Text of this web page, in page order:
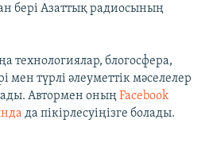
бері Азаттық радиосының
технологиялар, блогосфера,
мен түрлі әлеуметтік мәселелер
Автормен оныңFacebook
да пікірлесуіңізге болады.